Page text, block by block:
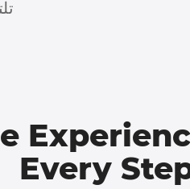
Every